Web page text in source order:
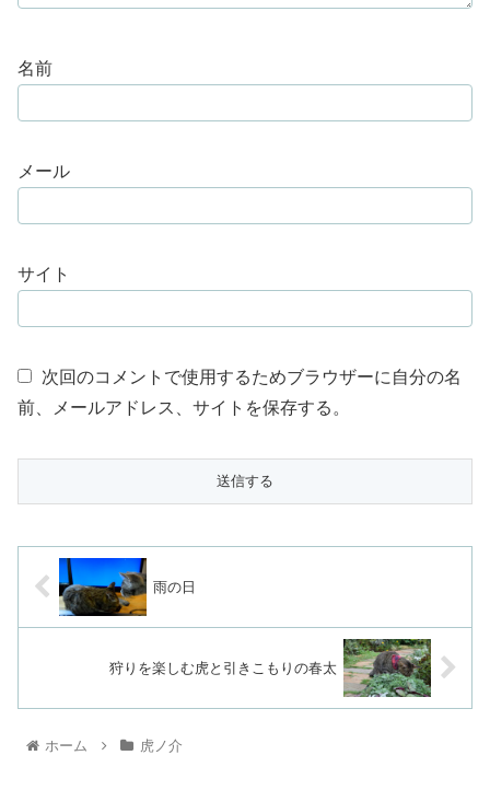
名前
メール
サイト
次回のコメントで使用するためブラウザーに自分の名
前、メールアドレス、サイトを保存する。
雨の日
狩りを楽しむ虎と引きこもりの春太
ホーム 虎ノ介